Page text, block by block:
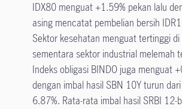
IDX80 menguat +1.59% pekan lalu
asing mencatat pembelian bersih
Sektor kesehatan menguat tertinggi
sementara sektor industrial melemah
Indeks obligasi BINDO juga menguat
dengan imbal hasil SBN 10Y turun
6.87%. Rata-rata imbal hasil SRBI 12-